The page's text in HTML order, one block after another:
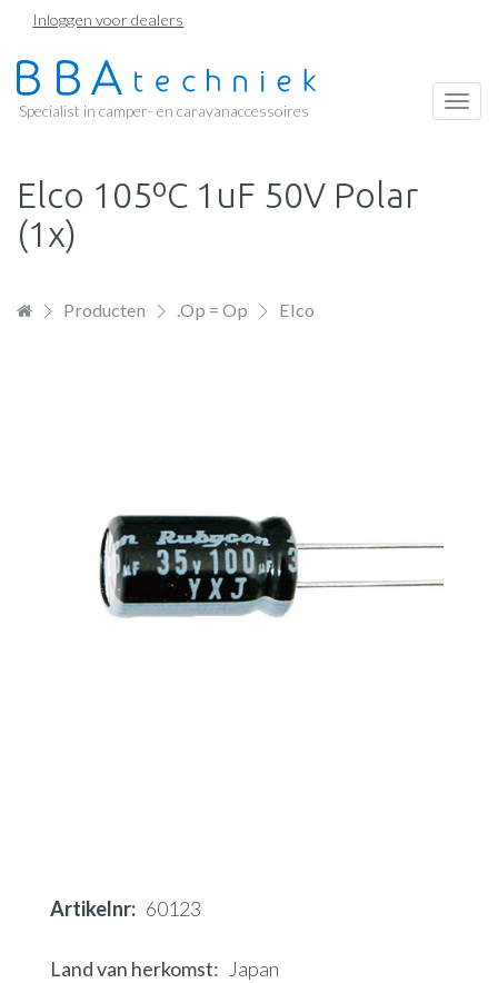
Overslaan
naar
de
Inloggen voor dealers
Specialist in camper- en caravanaccessoires
Elco 105ºC 1uF 50V Polar
(1x)
Producten .Op = Op Elco
Artikelnr 60123
Land van herkomst
Japan